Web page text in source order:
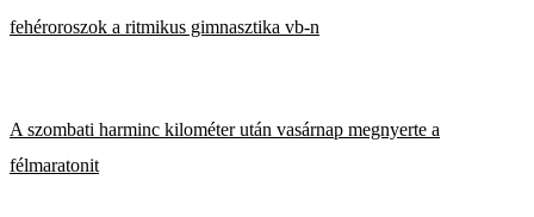
fehéroroszok a ritmikus gimnasztika vb-n
A szombati harminc kilométer után vasárnap megnyerte a
félmaratonit